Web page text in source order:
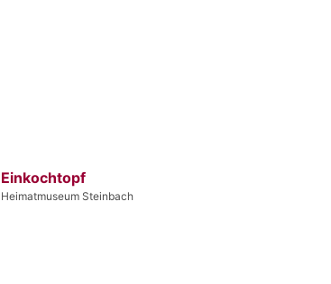
Einkochtopf
Heimatmuseum Steinbach